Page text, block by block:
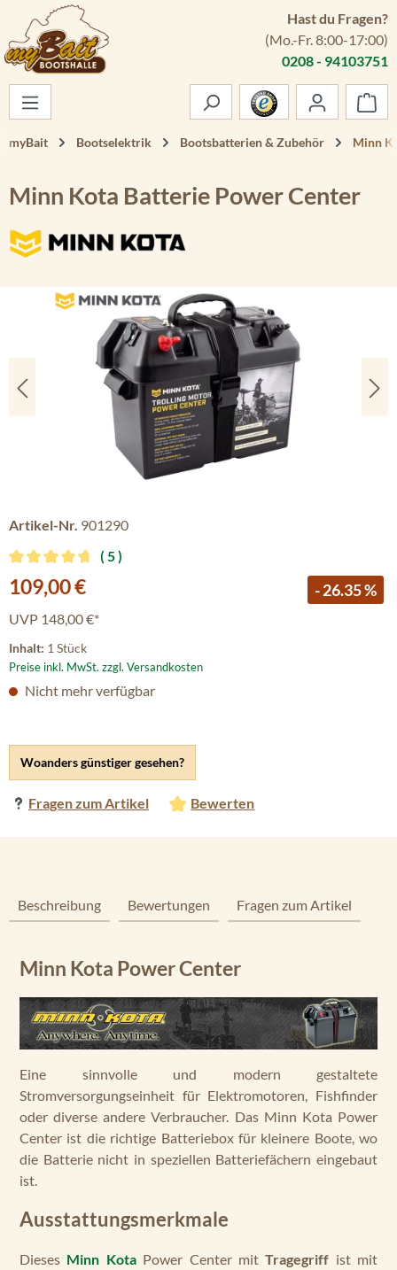
Zum Hauptinhalt springen
Hast du Fragen?
(Mo.-Fr. 8:00-17:00)
0208 - 94103751
myBait Bootselektrik Bootsbatterien & Zubehör Minn
Minn Kota Batterie Power Center
Bildergalerie überspringen
Artikel-Nr. 901290
Durchschnittliche Bewertung von 4.8 von 5 Sternen
5
Verkaufspreis:
109,00 € - 26.35 %
UVP 148,00 €*
Inhalt: 1 Stück
Preise inkl. MwSt. zzgl. Versandkosten
Woanders günstiger gesehen?
Fragen zum Artikel Bewerten
Nicht mehr verfügbar
Beschreibung Bewertungen Fragen zum Artikel
Minn Kota Power Center
Eine sinnvolle und modern gestaltete
Stromversorgungseinheit für Elektromotoren, Fishfinder
oder diverse andere Verbraucher. Das Minn Kota Power
Center ist die richtige Batteriebox für kleinere Boote, wo
die Batterie nicht in speziellen Batteriefächern eingebaut
ist.
Ausstattungsmerkmale
Dieses Minn KotaPower Center mitTragegriff ist mit